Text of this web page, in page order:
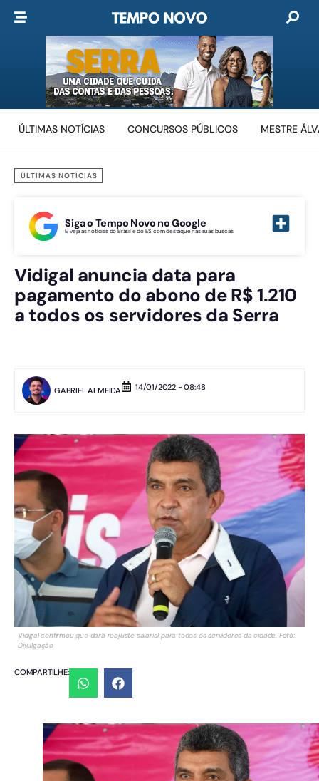
ÚLTIMAS NOTÍCIAS CONCURSOS PÚBLICOS MESTRE
ÚLTIMAS NOTÍCIAS
Siga o Tempo Novo no Google
E veja as notícias do Brasil e do ES com destaque nas suas buscas
Vidigal anuncia data para
pagamento do abono de R$ 1.210
a todos os servidores da Serra
GABRIEL ALMEIDA 14/01/2022 - 08:48
Vidigal confirmou que dará reajuste salarial para todos os servidores da cidade. Foto:
Divulgação
COMPARTILHE: